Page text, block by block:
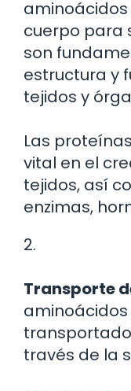
aminoácidos
cuerpo para
son
estructura y
tejidos y
Las
vital en el
tejidos, así
enzimas,
2.
Transporte
través de la